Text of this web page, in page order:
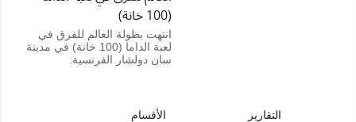
(100 خانة)
انتهت بطولة العالم للفرق في
لعبة الداما (100 خانة) في مدينة
سان دولشار الفرنسية.
الأقسام
التقارير